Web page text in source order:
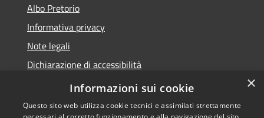
Albo Pretorio
Informativa privacy
Note legali
Dichiarazione di accessibilità
Obiettivi di accessibilità
×
Informazioni sui cookie
Questo sito web utilizza cookie tecnici e assimilati strettamente